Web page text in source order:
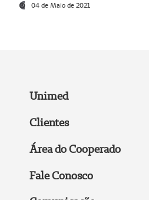
04 de Maio de 2021
Unimed
Clientes
Área do Cooperado
Fale Conosco